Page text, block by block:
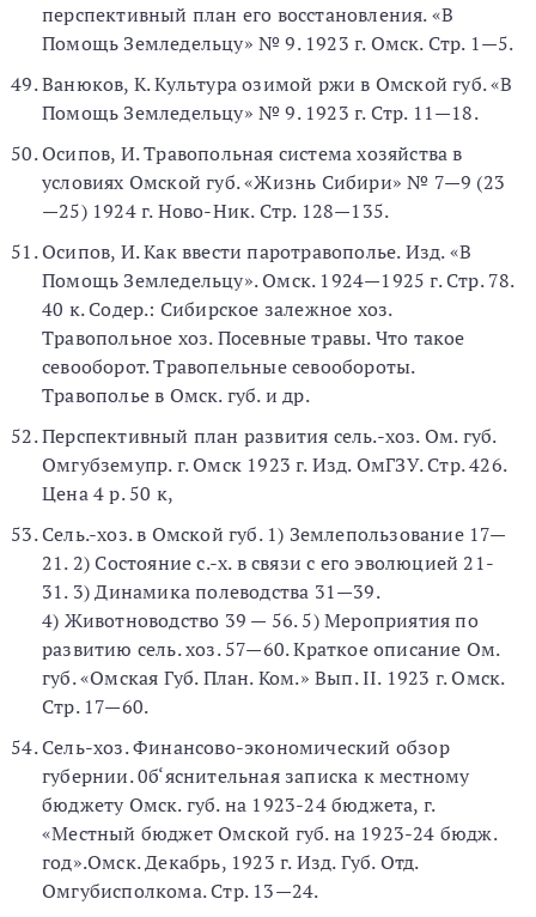
перспективный план его восстановления. «В
Помощь Земледельцу» № 9. 1923 г. Омск. Стр. 1—5.
Ванюков, К. Культура озимой ржи в Омской губ. «В
Помощь Земледельцу» № 9. 1923 г. Стр. 11—18.
Осипов, И. Травопольная система хозяйства в
условиях Омской губ. «Жизнь Сибири» № 7—9 (23
—25) 1924 г. Ново-Ник. Стр. 128—135.
Осипов, И. Как ввести паротравополье. Изд. «В
Помощь Земледельцу». Омск. 1924—1925 г. Стр. 78.
40 к. Содер.: Сибирское залежное хоз.
Травопольное хоз. Посевные травы. Что такое
севооборот. Травопельные севообороты.
Травополье в Омск. губ. и др.
Перспективный план развития сель.-хоз. Ом. губ.
Омгубземупр. г. Омск 1923 г. Изд. ОмГЗУ. Стр. 426.
Цена 4 р. 50 к,
Сель.-хоз. в Омской губ. 1) Землепользование 17—
21. 2) Состояние с.-х. в связи с его эволюцией 21-
31. 3) Динамика полеводства 31—39.
4) Животноводство 39 — 56. 5) Мероприятия по
развитию сель. хоз. 57—60. Краткое описание Ом.
губ. «Омская Губ. План. Ком.» Вып. II. 1923 г. Омск.
Стр. 17—60.
Сель-хоз. Финансово-экономический обзор
губернии. 0б‘яснительная записка к местному
бюджету Омск. губ. на 1923-24 бюджета, г.
«Местный бюджет Омской губ. на 1923-24 бюдж.
год».Омск. Декабрь, 1923 г. Изд. Губ. Отд.
Омгубисполкома. Стр. 13—24.